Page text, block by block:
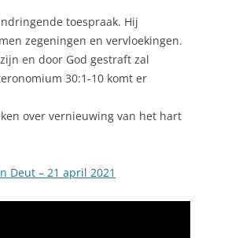
toespraak. Hij
zegeningen en vervloekingen.
en door God gestraft zal
30:1-10 komt er
over vernieuwing van het hart
Deut – 21 april 2021